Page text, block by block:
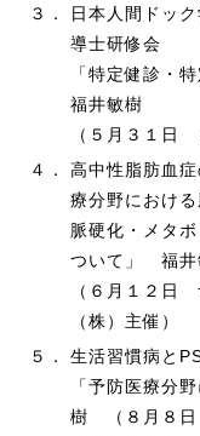
３．
日本人間ドッ
導士研修会
「特定健診・
福井敏樹
（５月３１日
４．
高中性脂肪血
療分野におけ
脈硬化・メタ
ついて」 福井
（６月１２
（株）主催）
５．
生活習慣病と
「予防医療分
樹 （８月８